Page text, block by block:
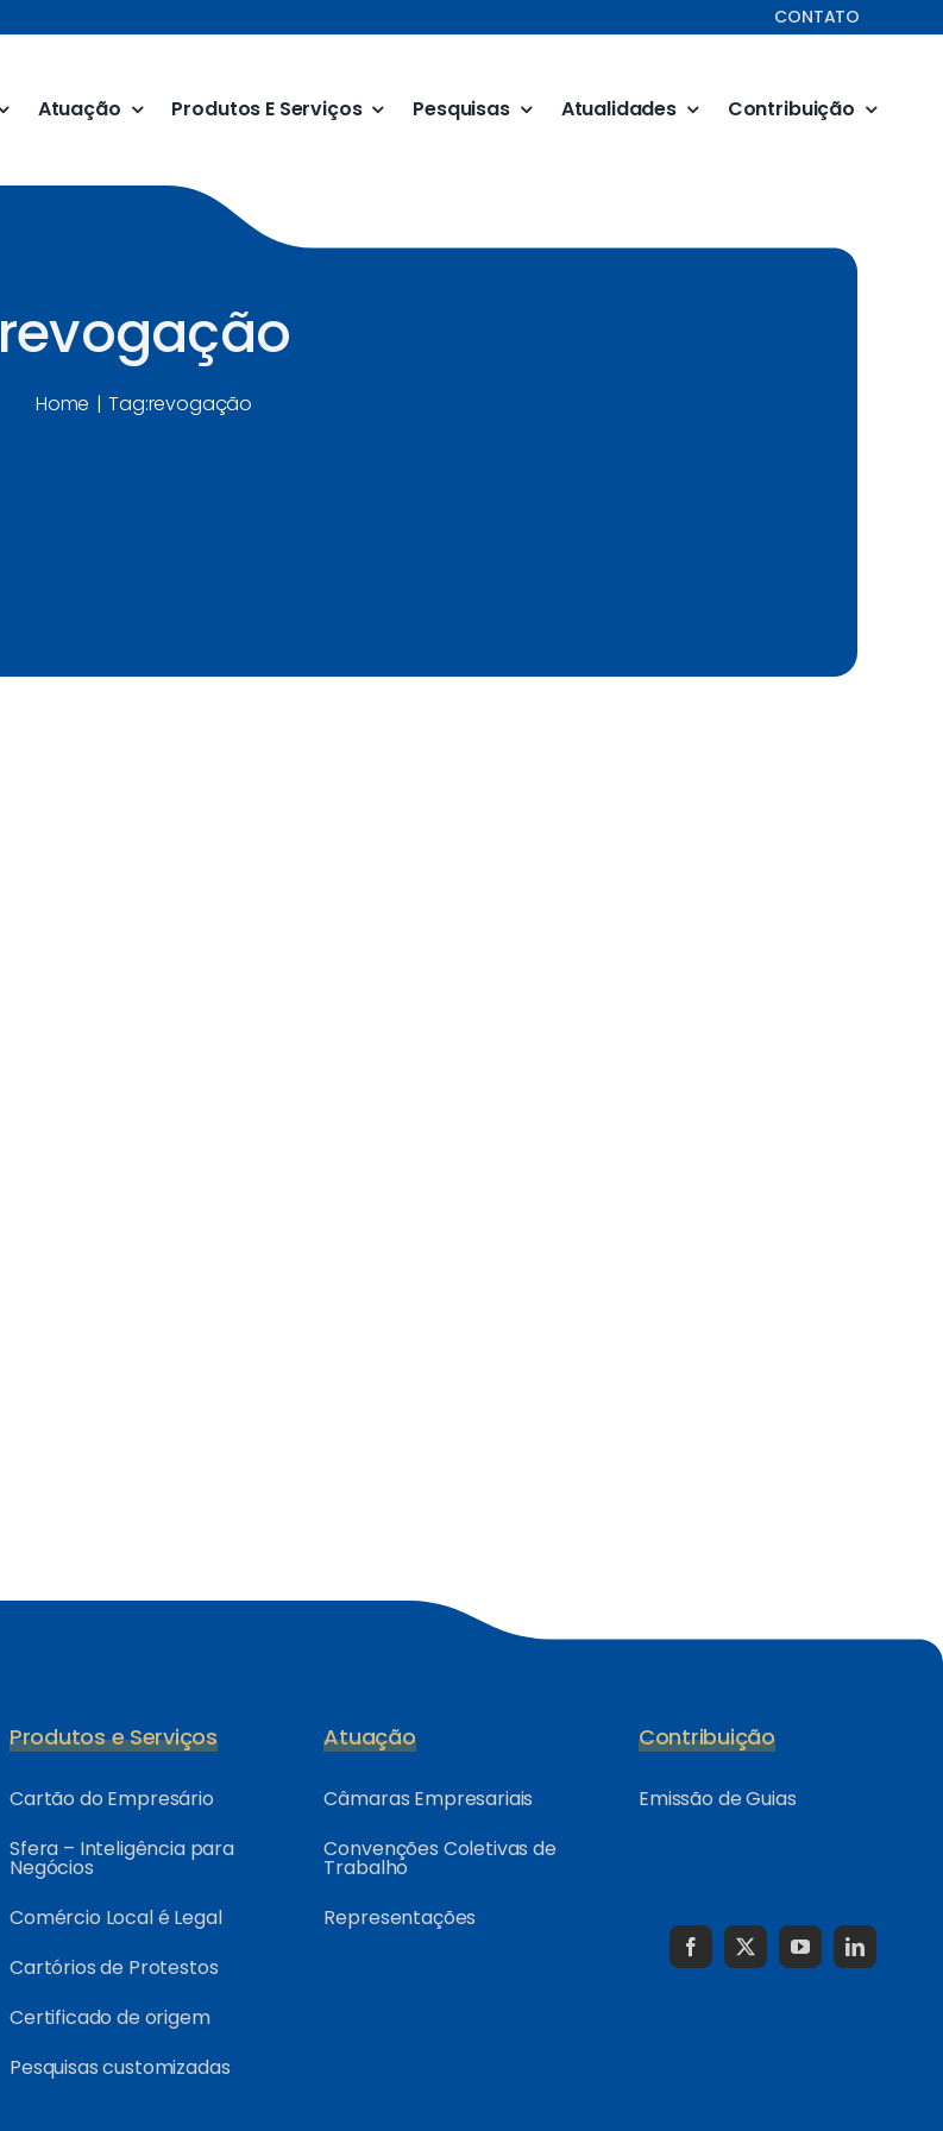
CONTATO
Atuação Produtos E Serviços Pesquisas Atualidades Contribuição
revogação
Home Tag:revogação
Produtos e Serviços
Cartão do Empresário
Sfera – Inteligência para
Negócios
Comércio Local é Legal
Cartórios de Protestos
Certificado de origem
Pesquisas customizadas
Atuação
Câmaras Empresariais
Convenções Coletivas de
Trabalho
Representações
Contribuição
Emissão de Guias